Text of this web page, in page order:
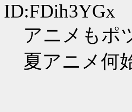
ID:FDih3YGx
アニメもポ
夏アニメ何